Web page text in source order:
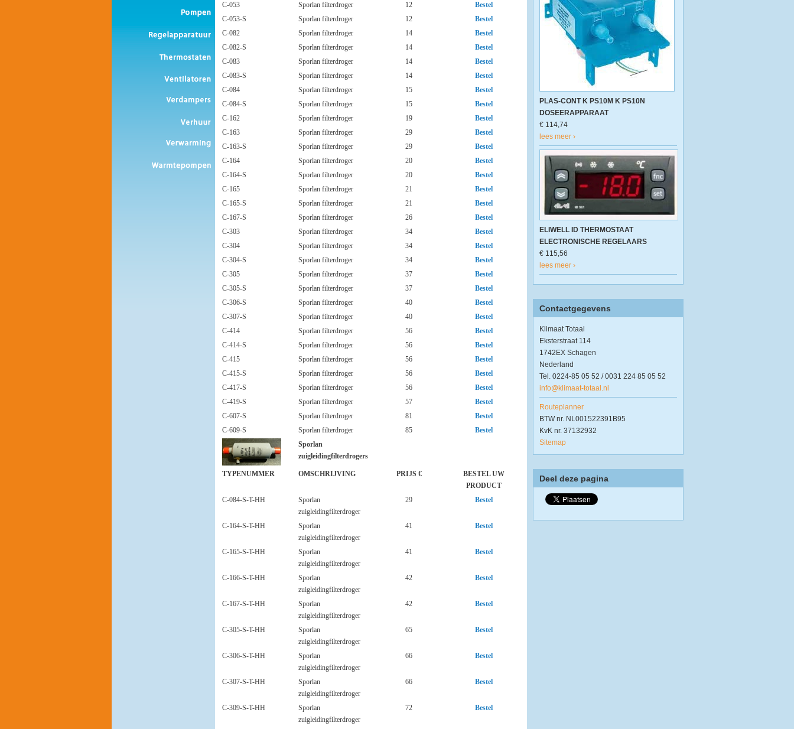
C-053
Sporlan filterdroger 12
Bestel
C-053-S
Sporlan filterdroger 12
Bestel
C-082
Sporlan filterdroger 14
Bestel
C-082-S
Sporlan filterdroger 14
Bestel
C-083
Sporlan filterdroger 14
Bestel
C-083-S
Sporlan filterdroger 14
Bestel
C-084
Sporlan filterdroger 15
Bestel
C-084-S
Sporlan filterdroger 15
Bestel
C-162
Sporlan filterdroger 19
Bestel
C-163
Sporlan filterdroger 29
Bestel
C-163-S
Sporlan filterdroger 29
Bestel
C-164
Sporlan filterdroger 20
Bestel
C-164-S
Sporlan filterdroger 20
Bestel
C-165
Sporlan filterdroger 21
Bestel
C-165-S
Sporlan filterdroger 21
Bestel
C-167-S
Sporlan filterdroger 26
Bestel
C-303
Sporlan filterdroger 34
Bestel
C-304
Sporlan filterdroger 34
Bestel
C-304-S
Sporlan filterdroger 34
Bestel
C-305
Sporlan filterdroger 37
Bestel
C-305-S
Sporlan filterdroger 37
Bestel
C-306-S
Sporlan filterdroger 40
Bestel
C-307-S
Sporlan filterdroger 40
Bestel
C-414
Sporlan filterdroger 56
Bestel
C-414-S
Sporlan filterdroger 56
Bestel
C-415
Sporlan filterdroger 56
Bestel
C-415-S
Sporlan filterdroger 56
Bestel
C-417-S
Sporlan filterdroger 56
Bestel
C-419-S
Sporlan filterdroger 57
Bestel
C-607-S
Sporlan filterdroger 81
Bestel
C-609-S
Sporlan filterdroger 85
Bestel
Sporlan
zuigleidingfilterdrogers
TYPENUMMER OMSCHRIJVING PRIJS €
BESTEL UW
PRODUCT
C-084-S-T-HH
Sporlan
zuigleidingfilterdroger
29 Bestel
C-164-S-T-HH
Sporlan
zuigleidingfilterdroger
41 Bestel
C-165-S-T-HH
Sporlan
zuigleidingfilterdroger
41 Bestel
C-166-S-T-HH
Sporlan
zuigleidingfilterdroger
42 Bestel
C-167-S-T-HH
Sporlan
zuigleidingfilterdroger
42 Bestel
C-305-S-T-HH
Sporlan
zuigleidingfilterdroger
65 Bestel
C-306-S-T-HH
Sporlan
zuigleidingfilterdroger
66 Bestel
C-307-S-T-HH
Sporlan
zuigleidingfilterdroger
66 Bestel
C-309-S-T-HH
Sporlan
zuigleidingfilterdroger
72 Bestel
PLAS-CONT K PS10M K PS10N
DOSEERAPPARAAT
€ 114,74
lees meer ›
ELIWELL ID THERMOSTAAT
ELECTRONISCHE REGELAARS
€ 115,56
lees meer ›
Contactgegevens
Klimaat Totaal
Eksterstraat 114
1742EX Schagen
Nederland
Tel. 0224-85 05 52 / 0031 224 85 05 52
info@klimaat-totaal.nl
Routeplanner
BTW nr. NL001522391B95
KvK nr. 37132932
Sitemap
Deel deze pagina